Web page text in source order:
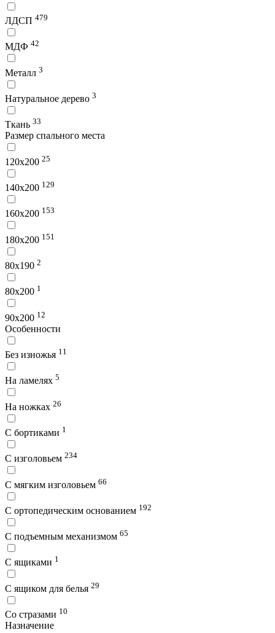
ЛДСП 479
МДФ 42
Металл 3
Натуральное дерево 3
Ткань 33
Размер спального места
120х200 25
140х200 129
160х200 153
180х200 151
80х190 2
80х200 1
90х200 12
Особенности
Без изножья 11
На ламелях 5
На ножках 26
С бортиками 1
С изголовьем 234
С мягким изголовьем 66
С ортопедическим основанием 192
С подъемным механизмом 65
С ящиками 1
С ящиком для белья 29
Со стразами 10
Назначение